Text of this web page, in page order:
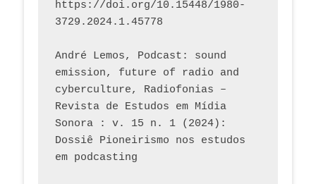
https://doi.org/10.15448/1980-
3729.2024.1.45778
André Lemos, Podcast: sound
emission, future of radio and
cyberculture, Radiofonias –
Revista de Estudos em Mídia
Sonora : v. 15 n. 1 (2024):
Dossiê Pioneirismo nos estudos
em podcasting